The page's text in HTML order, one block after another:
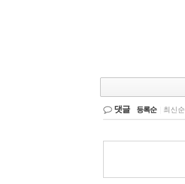
댓글 등록순 최신순